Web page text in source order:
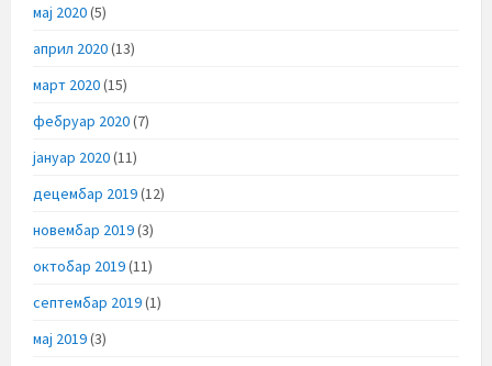
мај 2020(5)
април 2020(13)
март 2020(15)
фебруар 2020(7)
јануар 2020(11)
децембар 2019(12)
новембар 2019(3)
октобар 2019(11)
септембар 2019(1)
мај 2019(3)